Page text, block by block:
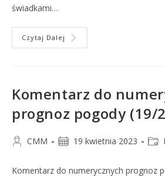
świadkami…
Czytaj Dalej
Komentarz do
prognoz pogody (19/
CMM 19 kwietnia 2023
Komentarz do numerycznych prognoz